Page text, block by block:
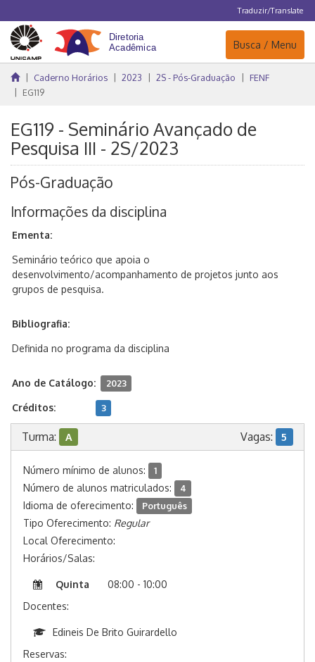
Traduzir/Translate
Navegação
Busca / Menu
Caderno Horários 2023 2S - Pós-Graduação
FENF
EG119
EG119 - Seminário Avançado de
Pesquisa III - 2S/2023
Pós-Graduação
Informações da disciplina
Ementa:
Seminário teórico que apoia o
desenvolvimento/acompanhamento de projetos junto aos
grupos de pesquisa.
Bibliografia:
Definida no programa da disciplina
Ano de Catálogo: 2023
Créditos: 3
Turma: A Vagas: 5
Número mínimo de alunos: 1
Número de alunos matriculados: 4
Idioma de oferecimento: Português
Tipo Oferecimento: Regular
Local Oferecimento:
Horários/Salas:
Quinta
08:00 - 10:00
Docentes:
Edineis De Brito Guirardello
Reservas: